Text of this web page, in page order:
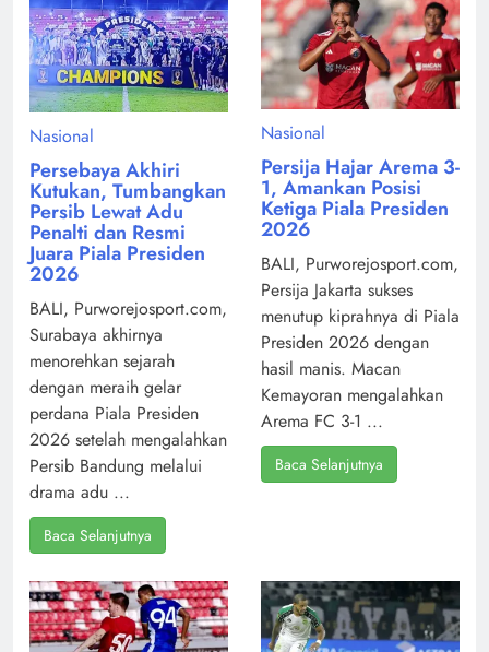
Nasional
Persebaya Akhiri
Kutukan, Tumbangkan
Persib Lewat Adu
Penalti dan Resmi
Juara Piala Presiden
2026
BALI, Purworejosport.com,
Surabaya akhirnya
menorehkan sejarah
dengan meraih gelar
perdana Piala Presiden
2026 setelah mengalahkan
Persib Bandung melalui
drama adu ...
Baca Selanjutnya
Nasional
Persija Hajar Arema 3-
1, Amankan Posisi
Ketiga Piala Presiden
2026
BALI, Purworejosport.com,
Persija Jakarta sukses
menutup kiprahnya di Piala
Presiden 2026 dengan
hasil manis. Macan
Kemayoran mengalahkan
Arema FC 3-1 ...
Baca Selanjutnya